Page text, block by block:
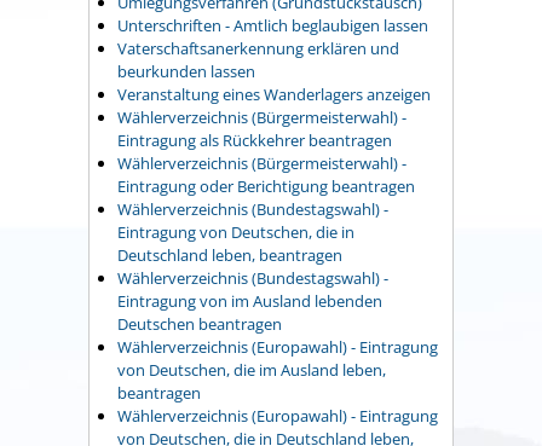
Unterschriften - Amtlich beglaubigen lassen
Vaterschaftsanerkennung erklären und
beurkunden lassen
Veranstaltung eines Wanderlagers anzeigen
Wählerverzeichnis (Bürgermeisterwahl) -
Eintragung als Rückkehrer beantragen
Wählerverzeichnis (Bürgermeisterwahl) -
Eintragung oder Berichtigung beantragen
Wählerverzeichnis (Bundestagswahl) -
Eintragung von Deutschen, die in
Deutschland leben, beantragen
Wählerverzeichnis (Bundestagswahl) -
Eintragung von im Ausland lebenden
Deutschen beantragen
Wählerverzeichnis (Europawahl) - Eintragung
von Deutschen, die im Ausland leben,
beantragen
Wählerverzeichnis (Europawahl) - Eintragung
von Deutschen, die in Deutschland leben,